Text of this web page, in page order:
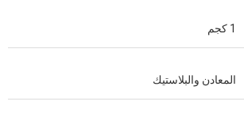
1 كجم
المعادن والبلاستيك